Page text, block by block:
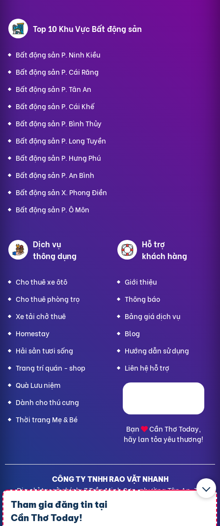
Tham gia đăng tin tại
Cần Thơ Today!
Top 10 Khu Vực Bất động sản
Bất động sản P. Ninh Kiều
Bất động sản P. Cái Răng
Bất động sản P. Tân An
Bất động sản P. Cái Khế
Bất động sản P. Bình Thủy
Bất động sản P. Long Tuyền
Bất động sản P. Hưng Phú
Bất động sản P. An Bình
Bất động sản X. Phong Điền
Bất động sản P. Ô Môn
Dịch vụ
thông dụng
Cho thuê xe ôtô
Cho thuê phòng trọ
Xe tải chở thuê
Homestay
Hải sản tươi sống
Trang trí quán - shop
Quà Lưu niệm
Dành cho thú cưng
Thời trang Mẹ & Bé
Hỗ trợ
khách hàng
Giới thiệu
Thông báo
Bảng giá dịch vụ
Blog
Hướng dẫn sử dụng
Liên hệ hỗ trợ
Bạn
Cần Thơ Today,
hãy lan tỏa yêu thương!
CÔNG TY TNHH RAO VẶT NHANH
Địa chỉ trụ sở chính: 7 Trần Minh Sơn, phường Tân An, TP.
Cần Thơ
Giấy CNĐKDN: 1801717351 – Ngày cấp: 24/01/2022 - Cơ
quan cấp: Phòng Đăng ký kinh doanh – Sở kế hoạch và